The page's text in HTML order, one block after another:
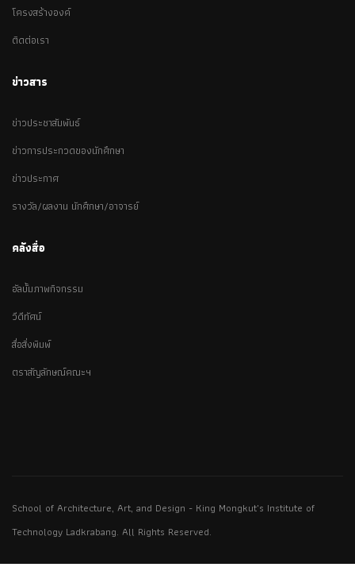
โครงสร้างองค์
ติดต่อเรา
ข่าวสาร
ข่าวประชาสัมพันธ์
ข่าวการประกวดของนักศึกษา
ข่าวประกาศ
รางวัล/ผลงาน นักศึกษา/อาจารย์
คลังสื่อ
อัลบั้มภาพกิจกรรม
วีดีทัศน์
สื่อสิ่งพิมพ์
ตราสัญลักษณ์คณะฯ
School of Architecture, Art, and Design - King Mongkut's Institute of
Technology Ladkrabang. All Rights Reserved.